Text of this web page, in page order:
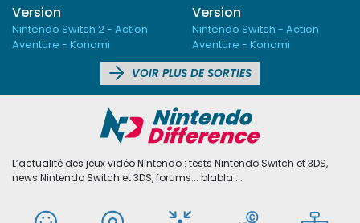
Version
Nintendo Switch 2 - Action
Aventure - Konami
Version
Nintendo Switch - Action
Aventure - Konami
VOIR PLUS DE SORTIES
L’actualité des jeux vidéo Nintendo : tests Nintendo Switch et 3DS,
news Nintendo Switch et 3DS, forums... blabla ...